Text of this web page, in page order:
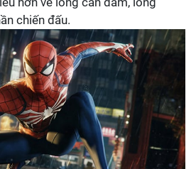
chiến đấu.